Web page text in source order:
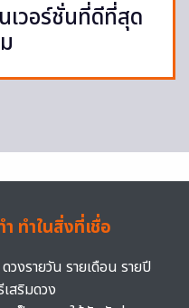
เวอร์ชั่นที่ดีที่สุด
ทำในสิ่งที่เชื่อ
วงรายวัน รายเดือน รายปี
สริมดวง